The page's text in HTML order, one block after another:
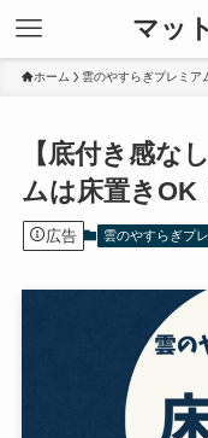
マッ
ホーム 雲のやすらぎプレミア
【底付き感な
ムは床置きOK
広告 雲のやすらぎプ